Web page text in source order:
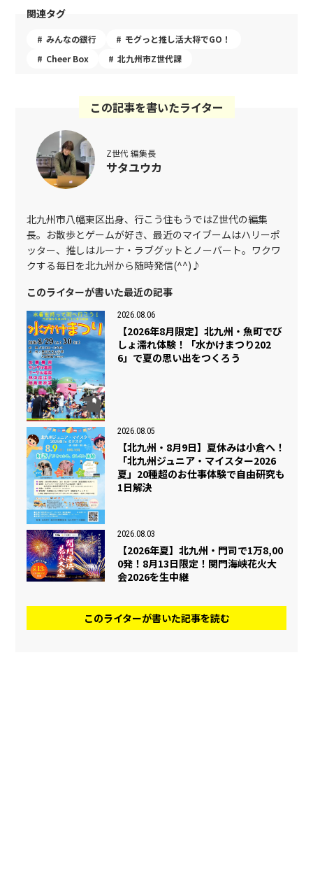
関連タグ
みんなの銀行
モグっと推し活大将でGO！
Cheer Box
北九州市Z世代課
この記事を書いたライター
Z世代 編集長
サタユウカ
北九州市八幡東区出身、行こう住もうではZ世代の編集
長。お散歩とゲームが好き、最近のマイブームはハリーポ
ッター、推しはルーナ・ラブグットとノーバート。ワクワ
クする毎日を北九州から随時発信(^^)♪
このライターが書いた最近の記事
2026.08.06
【2026年8月限定】北九州・魚町でび
しょ濡れ体験！「水かけまつり202
6」で夏の思い出をつくろう
2026.08.05
【北九州・8月9日】夏休みは小倉へ！
「北九州ジュニア・マイスター2026
夏」20種超のお仕事体験で自由研究も
1日解決
2026.08.03
【2026年夏】北九州・門司で1万8,00
0発！8月13日限定！関門海峡花火大
会2026を生中継
このライターが書いた記事を読む